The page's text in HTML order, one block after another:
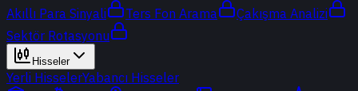
Akıllı Para Sinyali
Ters Fon Arama
Çakışma Analizi
Sektör Rotasyonu
Hisseler
Yerli HisselerYabancı Hisseler